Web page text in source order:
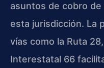
asuntos de cobro
esta jurisdicción. La
vías como la Ruta
Interestatal 66